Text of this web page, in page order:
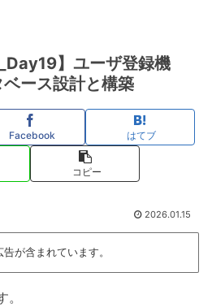
】ユーザ登録機
ース設計と構築
Facebook はてブ
コピー
2026.01.15
が含まれています。